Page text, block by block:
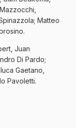
Matteo
Juan
Di Pardo;
Gaetano,
Pavoletti.